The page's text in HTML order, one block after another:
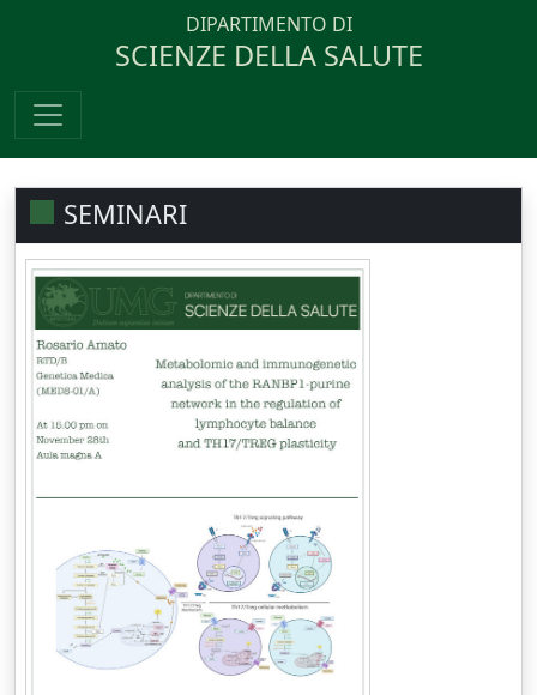
DIPARTIMENTO DI
SCIENZE DELLA SALUTE
SEMINARI